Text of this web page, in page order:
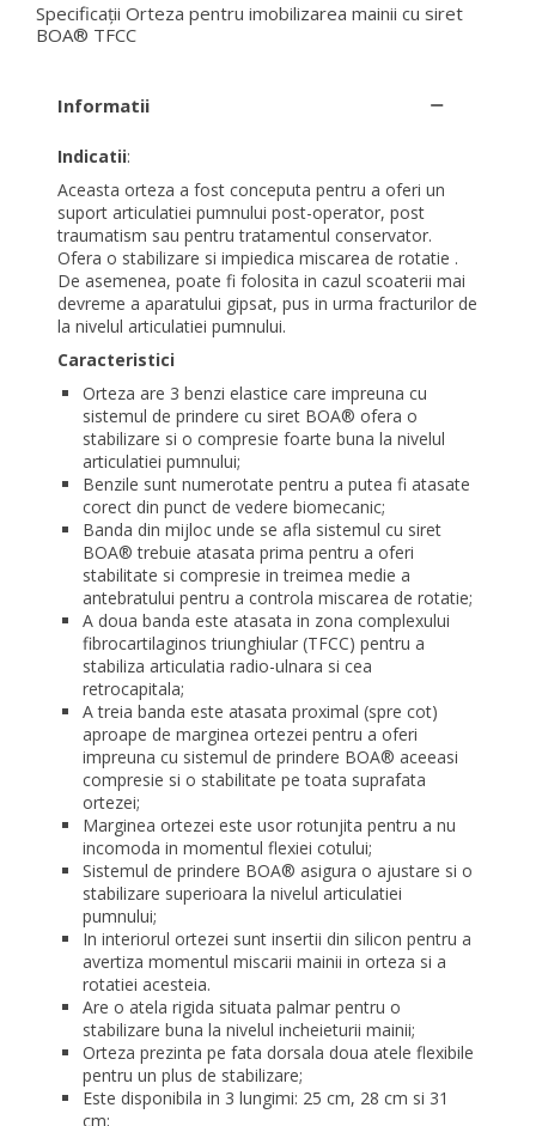
Specificații Orteza pentru imobilizarea mainii cu siret
BOA® TFCC
Informatii
Indicatii:
Aceasta orteza a fost conceputa pentru a oferi un
suport articulatiei pumnului post-operator, post
traumatism sau pentru tratamentul conservator.
Ofera o stabilizare si impiedica miscarea de rotatie .
De asemenea, poate fi folosita in cazul scoaterii mai
devreme a aparatului gipsat, pus in urma fracturilor de
la nivelul articulatiei pumnului.
Caracteristici
Orteza are 3 benzi elastice care impreuna cu
sistemul de prindere cu siret BOA® ofera o
stabilizare si o compresie foarte buna la nivelul
articulatiei pumnului;
Benzile sunt numerotate pentru a putea fi atasate
corect din punct de vedere biomecanic;
Banda din mijloc unde se afla sistemul cu siret
BOA® trebuie atasata prima pentru a oferi
stabilitate si compresie in treimea medie a
antebratului pentru a controla miscarea de rotatie;
A doua banda este atasata in zona complexului
fibrocartilaginos triunghiular (TFCC) pentru a
stabiliza articulatia radio-ulnara si cea
retrocapitala;
A treia banda este atasata proximal (spre cot)
aproape de marginea ortezei pentru a oferi
impreuna cu sistemul de prindere BOA® aceeasi
compresie si o stabilitate pe toata suprafata
ortezei;
Marginea ortezei este usor rotunjita pentru a nu
incomoda in momentul flexiei cotului;
Sistemul de prindere BOA® asigura o ajustare si o
stabilizare superioara la nivelul articulatiei
pumnului;
In interiorul ortezei sunt insertii din silicon pentru a
avertiza momentul miscarii mainii in orteza si a
rotatiei acesteia.
Are o atela rigida situata palmar pentru o
stabilizare buna la nivelul incheieturii mainii;
Orteza prezinta pe fata dorsala doua atele flexibile
pentru un plus de stabilizare;
Este disponibila in 3 lungimi: 25 cm, 28 cm si 31
cm;